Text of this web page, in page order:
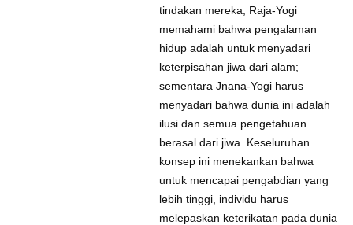
tindakan mereka; Raja-Yogi
memahami bahwa pengalaman
hidup adalah untuk menyadari
keterpisahan jiwa dari alam;
sementara Jnana-Yogi harus
menyadari bahwa dunia ini adalah
ilusi dan semua pengetahuan
berasal dari jiwa. Keseluruhan
konsep ini menekankan bahwa
untuk mencapai pengabdian yang
lebih tinggi, individu harus
melepaskan keterikatan pada dunia